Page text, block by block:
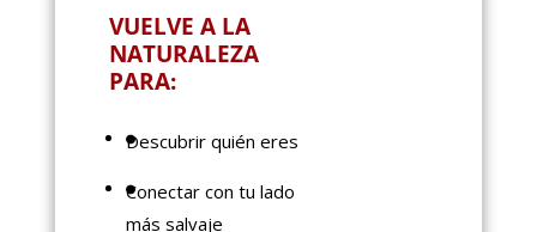
VUELVE A LA
NATURALEZA
PARA:
Descubrir quién eres
Conectar con tu lado
más salvaje